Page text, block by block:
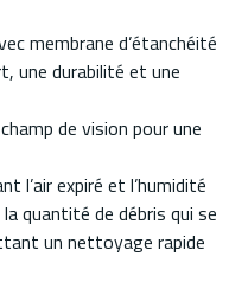
membrane d’étanchéité
une durabilité et une
de vision pour une
l’air expiré et l’humidité
quantité de débris qui se
un nettoyage rapide